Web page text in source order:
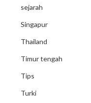
sejarah
Singapur
Thailand
Timur tengah
Tips
Turki